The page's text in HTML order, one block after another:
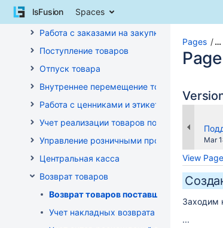
Skip
breadcrumbs
lsFusion Spaces
Управление ассортиментом магазинов
Работа с заказами на закупку
Поступление товаров
Отпуск товара
Внутреннее перемещение товаров
Работа с ценниками и этикетками
Учет реализации товаров по кассе
Управление розничными продажами
Центральная касса
Возврат товаров
Возврат товаров поставщику
Учет накладных возврата товара от
Pages …
Mar
View
Заходим
...